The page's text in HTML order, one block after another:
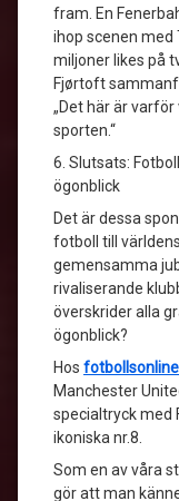
fram. En
ihop scenen med
miljoner likes på
Fjørtoft
„Det här är
sporten.“
6. Slutsats:
ögonblick
Det är dessa
fotboll till
gemensamma
rivaliserande
överskrider alla
ögonblick?
Hos
Manchester
specialtryck med
ikoniska nr.8.
Som en av våra
gör att man